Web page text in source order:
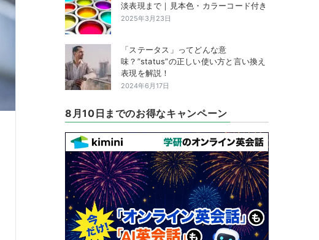
淡表現まで｜見本色・カラーコード付き
2025年3月23日
「ステータス」ってどんな意
味？”status”の正しい使い方と言い換え
表現を解説！
2024年6月17日
8月10日までのお得なキャンペーン